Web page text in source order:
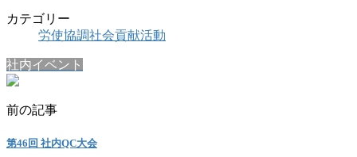
カテゴリー
労使協調社会貢献活動
社内イベント
前の記事
第46回 社内QC大会